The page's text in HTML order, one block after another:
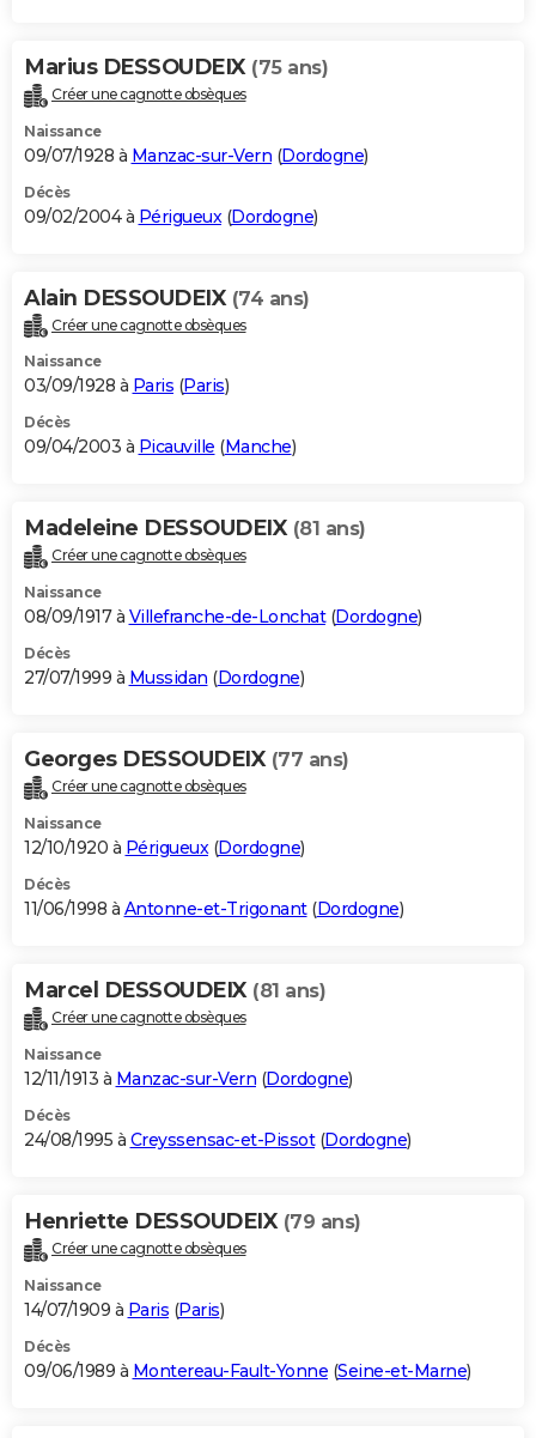
Marius DESSOUDEIX (75 ans)
Créer une cagnotte obsèques
Naissance
09/07/1928 à Manzac-sur-Vern (Dordogne)
Décès
09/02/2004 à Périgueux (Dordogne)
Alain DESSOUDEIX (74 ans)
Créer une cagnotte obsèques
Naissance
03/09/1928 à Paris (Paris)
Décès
09/04/2003 à Picauville (Manche)
Madeleine DESSOUDEIX (81 ans)
Créer une cagnotte obsèques
Naissance
08/09/1917 à Villefranche-de-Lonchat(Dordogne)
Décès
27/07/1999 à Mussidan (Dordogne)
Georges DESSOUDEIX (77 ans)
Créer une cagnotte obsèques
Naissance
12/10/1920 à Périgueux(Dordogne)
Décès
11/06/1998 à Antonne-et-Trigonant(Dordogne)
Marcel DESSOUDEIX (81 ans)
Créer une cagnotte obsèques
Naissance
12/11/1913 à Manzac-sur-Vern (Dordogne)
Décès
24/08/1995 à Creyssensac-et-Pissot(Dordogne)
Henriette DESSOUDEIX (79 ans)
Créer une cagnotte obsèques
Naissance
14/07/1909 à Paris (Paris)
Décès
09/06/1989 à Montereau-Fault-Yonne (Seine-et-Marne)